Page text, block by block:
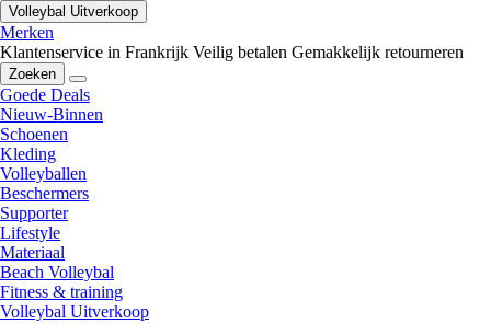
Volleybal Uitverkoop
Merken
Klantenservice in Frankrijk Veilig betalen Gemakkelijk retourneren
Zoeken
Goede Deals
Nieuw-Binnen
Schoenen
Kleding
Volleyballen
Beschermers
Supporter
Lifestyle
Materiaal
Beach Volleybal
Fitness & training
Volleybal Uitverkoop